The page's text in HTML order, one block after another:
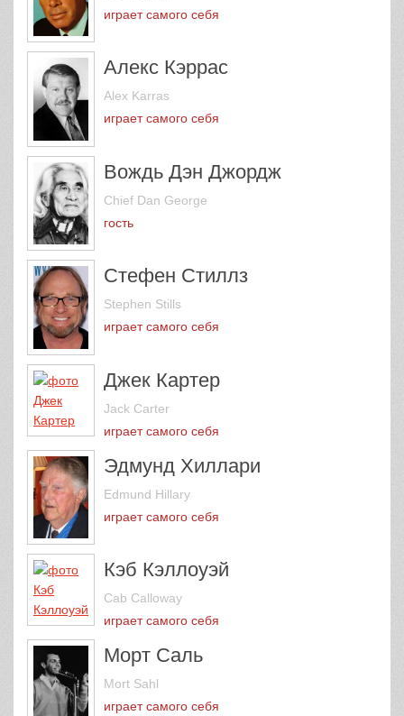
играет самого себя
Алекс Кэррас
Alex Karras
играет самого себя
Вождь Дэн Джордж
Chief Dan George
гость
Стефен Стиллз
Stephen Stills
играет самого себя
Джек Картер
Jack Carter
играет самого себя
Эдмунд Хиллари
Edmund Hillary
играет самого себя
Кэб Кэллоуэй
Cab Calloway
играет самого себя
Морт Саль
Mort Sahl
играет самого себя